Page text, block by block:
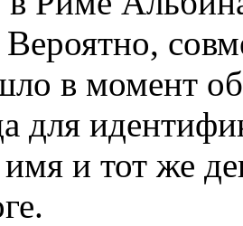
в момент
для
имя и тот же